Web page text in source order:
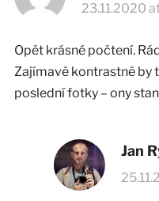
23.11.2020
Opět krásné počtení.
Zajímavě kontrastně by
poslední fotky – ony
Jan